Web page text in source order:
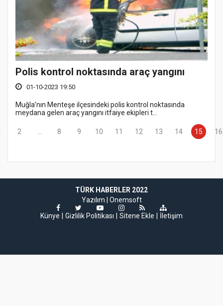
Polis kontrol noktasında araç yangını
01-10-2023 19:50
Muğla’nın Menteşe ilçesindeki polis kontrol noktasında
meydana gelen araç yangını itfaiye ekipleri t...
2 8 9 10 11 12 13 14 15 16
TÜRK HABERLER 2022
Yazılım | Onemsoft
Künye
Gizlilik Politikası Sitene Ekle İletişim